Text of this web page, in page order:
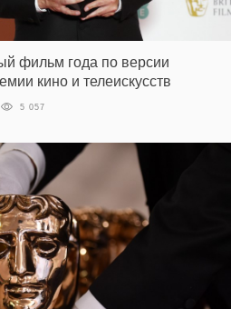
фильм года по версии
кино и телеискусств
5 057